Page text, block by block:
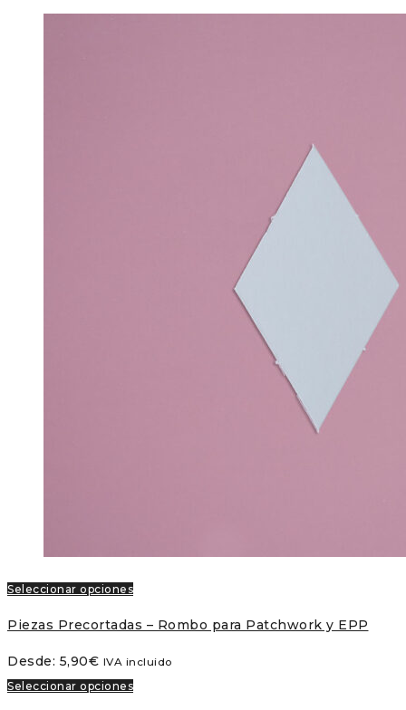
Seleccionar opciones
Piezas Precortadas – Rombo para Patchwork y EPP
Desde: 5,90€ IVA incluido
Seleccionar opciones